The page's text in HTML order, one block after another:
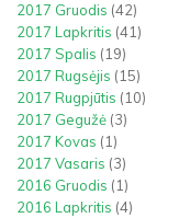
2017 Gruodis (42)
2017 Lapkritis (41)
2017 Spalis (19)
2017 Rugsėjis (15)
2017 Rugpjūtis (10)
2017 Gegužė (3)
2017 Kovas (1)
2017 Vasaris (3)
2016 Gruodis (1)
2016 Lapkritis (4)